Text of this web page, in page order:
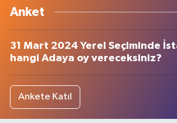
Anket
31 Mart 2024 Yerel Seçiminde
hangi Adaya oy vereceksiniz?
Ankete Katıl